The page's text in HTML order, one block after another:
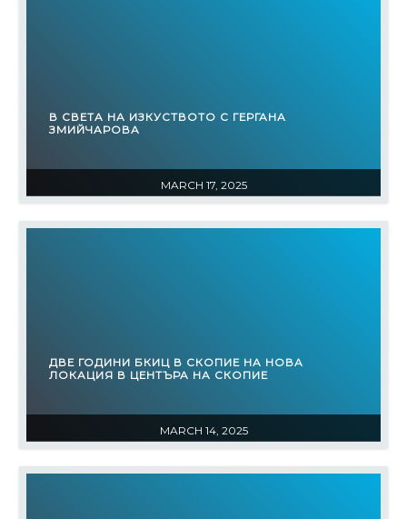
MARCH 17, 2025
В СВЕТА НА ИЗКУСТВОТО С ГЕРГАНА
ЗМИЙЧАРОВА
MARCH 14, 2025
ДВЕ ГОДИНИ БКИЦ В СКОПИЕ НА НОВА
ЛОКАЦИЯ В ЦЕНТЪРА НА СКОПИЕ